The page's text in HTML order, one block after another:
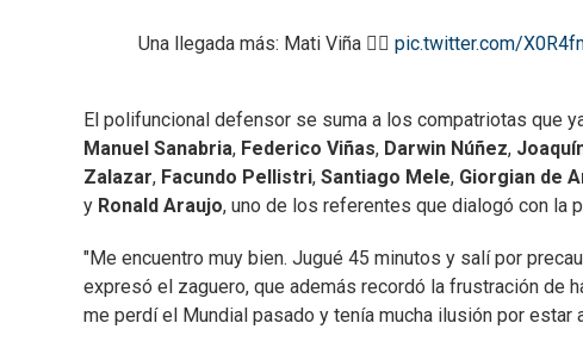
Una llegada más: Mati Viña ✌🏼 pic.twitter.com/
El polifuncional defensor se suma a los compatriotas que
Manuel Sanabria, Federico Viñas, Darwin Núñez,
Zalazar, Facundo Pellistri, Santiago Mele, Giorgian de
y Ronald Araujo, uno de los referentes que dialogó con la
"Me encuentro muy bien. Jugué 45 minutos y salí por
expresó el zaguero, que además recordó la frustración de
me perdí el Mundial pasado y tenía mucha ilusión por estar